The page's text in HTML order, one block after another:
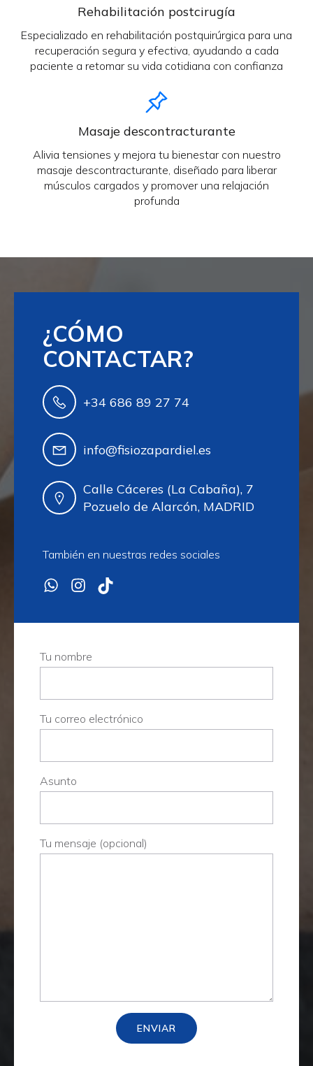
Rehabilitación postcirugía
Especializado en rehabilitación postquirúrgica para una
recuperación segura y efectiva, ayudando a cada
paciente a retomar su vida cotidiana con confianza
Masaje descontracturante
Alivia tensiones y mejora tu bienestar con nuestro
masaje descontracturante, diseñado para liberar
músculos cargados y promover una relajación
profunda
¿CÓMO
CONTACTAR?
+34 686 89 27 74
info@fisiozapardiel.es
Calle Cáceres (La Cabaña), 7
Pozuelo de Alarcón, MADRID
También en nuestras redes sociales
Tu nombre
Tu correo electrónico
Asunto
Tu mensaje (opcional)